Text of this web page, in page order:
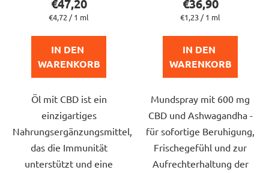
ist
von
5
Sternen.
€47,20
Verkaufspreis:
€4,72 / 1 ml
IN DEN
WARENKORB
Öl mit CBD ist ein
einzigartiges
Nahrungsergänzungsmittel,
das die Immunität
unterstützt und eine
ist
von
5
Sternen.
€36,90
Verkaufspreis:
€1,23 / 1 ml
IN DEN
WARENKORB
Mundspray mit 600 mg
CBD und Ashwagandha -
für sofortige Beruhigung,
Frischegefühl und zur
Aufrechterhaltung der